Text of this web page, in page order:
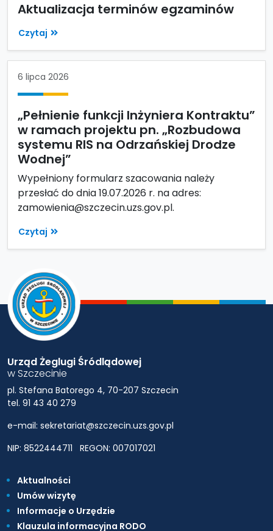
Aktualizacja terminów egzaminów
Czytaj
6 lipca 2026
„Pełnienie funkcji Inżyniera Kontraktu”
w ramach projektu pn. „Rozbudowa
systemu RIS na Odrzańskiej Drodze
Wodnej”
Wypełniony formularz szacowania należy
przesłać do dnia 19.07.2026 r. na adres:
zamowienia@szczecin.uzs.gov.pl.
Czytaj
Urząd Żeglugi Śródlądowej
w Szczecinie
pl. Stefana Batorego 4, 70-207 Szczecin
tel. 91 43 40 279
e-mail: sekretariat@szczecin.uzs.gov.pl
NIP: 8522444711
REGON: 007017021
Aktualności
Umów wizytę
Informacje o Urzędzie
Klauzula informacyjna RODO